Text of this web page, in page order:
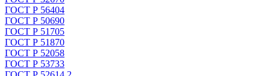
ГОСТ Р 56404
ГОСТ Р 50690
ГОСТ Р 51705
ГОСТ Р 51870
ГОСТ Р 52058
ГОСТ Р 53733